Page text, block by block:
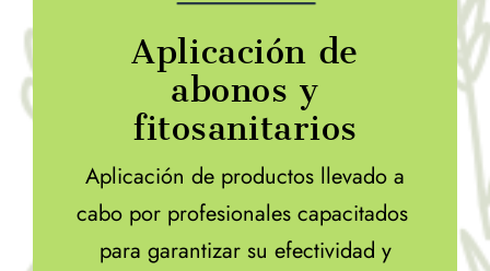
Aplicación de
abonos y
fitosanitarios
Aplicación de productos llevado a
cabo por profesionales capacitados
para garantizar su efectividad y